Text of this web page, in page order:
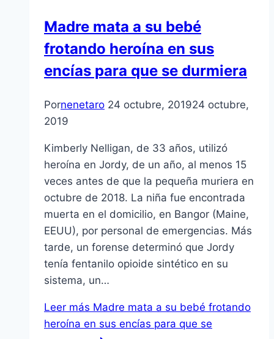
Madre mata a su bebé
frotando heroína en sus
encías para que se durmiera
Pornenetaro 24 octubre, 201924 octubre,
2019
Kimberly Nelligan, de 33 años, utilizó
heroína en Jordy, de un año, al menos 15
veces antes de que la pequeña muriera en
octubre de 2018. La niña fue encontrada
muerta en el domicilio, en Bangor (Maine,
EEUU), por personal de emergencias. Más
tarde, un forense determinó que Jordy
tenía fentanilo opioide sintético en su
sistema, un…
Leer más Madre mata a su bebé frotando
heroína en sus encías para que se